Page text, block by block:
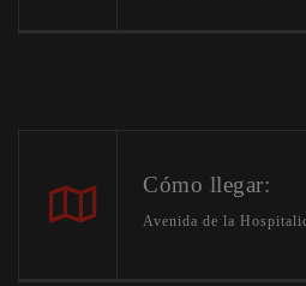
Cómo llegar:
Avenida de la